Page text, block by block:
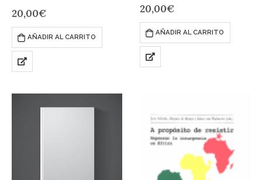
miedo en enero de 2011 y se
lanzaron a las…
20,00€
AÑADIR AL CARRITO
Derecho y de las relaciones…
20,00€
AÑADIR AL CARRITO